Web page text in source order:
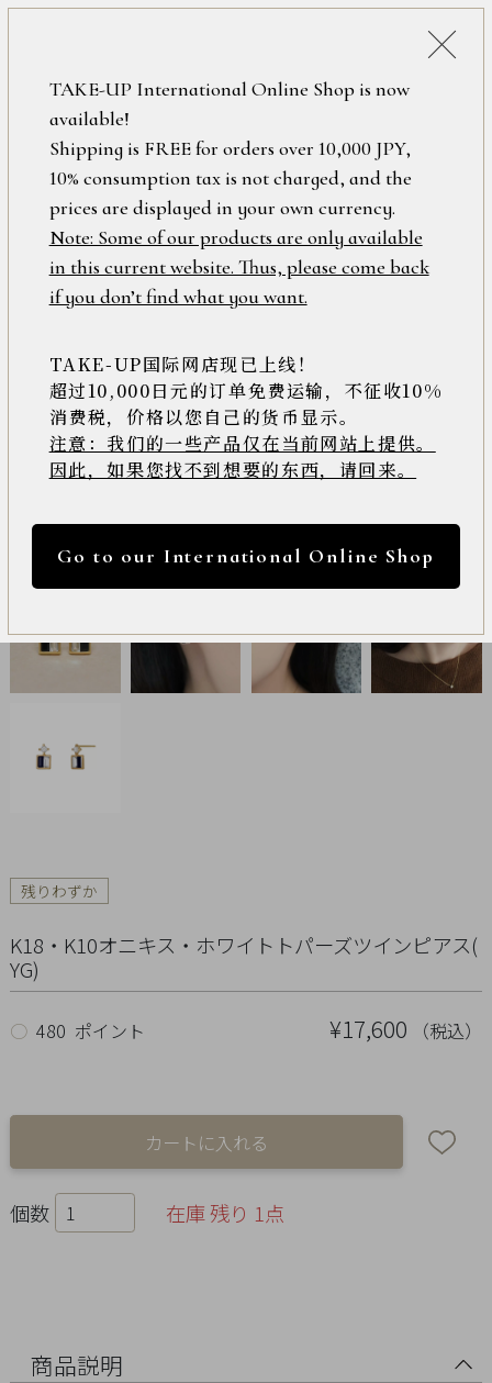
残りわずか
K18・K10オニキス・ホワイトトパーズツインピアス(
YG)
¥17,600 （税込）
○ 480 ポイント
個数 在庫 残り 1点
商品説明
フリーワード
在庫なし含む
アイテム
ロ
グ
イ
ン
/
新
規
会
登
録
>>
Online
Shop
Item
ALL
Necklace
Earrings
Charm
Ring
Bracelet
Other
TAKE-UP International Online Shop is now
available!
Shipping is FREE for orders over 10,000 JPY,
10% consumption tax is not charged, and the
prices are displayed in your own currency.
Note: Some of our products are only available
in this current website. Thus, please come back
if you don’t find what you want.
TAKE-UP国际网店现已上线！
超过10,000日元的订单免费运输，不征收10%
消费税，价格以您自己的货币显示。
注意：我们的一些产品仅在当前网站上提供。
因此，如果您找不到想要的东西，请回来。
Go to our International Online Shop